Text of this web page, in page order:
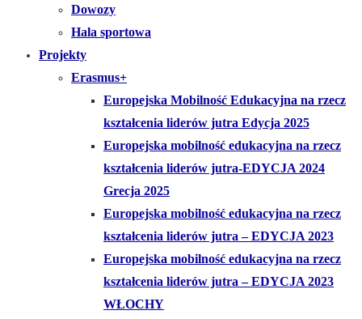
Dowozy
Hala sportowa
Projekty
Erasmus+
Europejska Mobilność Edukacyjna na rzecz
kształcenia liderów jutra Edycja 2025
Europejska mobilność edukacyjna na rzecz
kształcenia liderów jutra-EDYCJA 2024
Grecja 2025
Europejska mobilność edukacyjna na rzecz
kształcenia liderów jutra – EDYCJA 2023
Europejska mobilność edukacyjna na rzecz
kształcenia liderów jutra – EDYCJA 2023
WŁOCHY